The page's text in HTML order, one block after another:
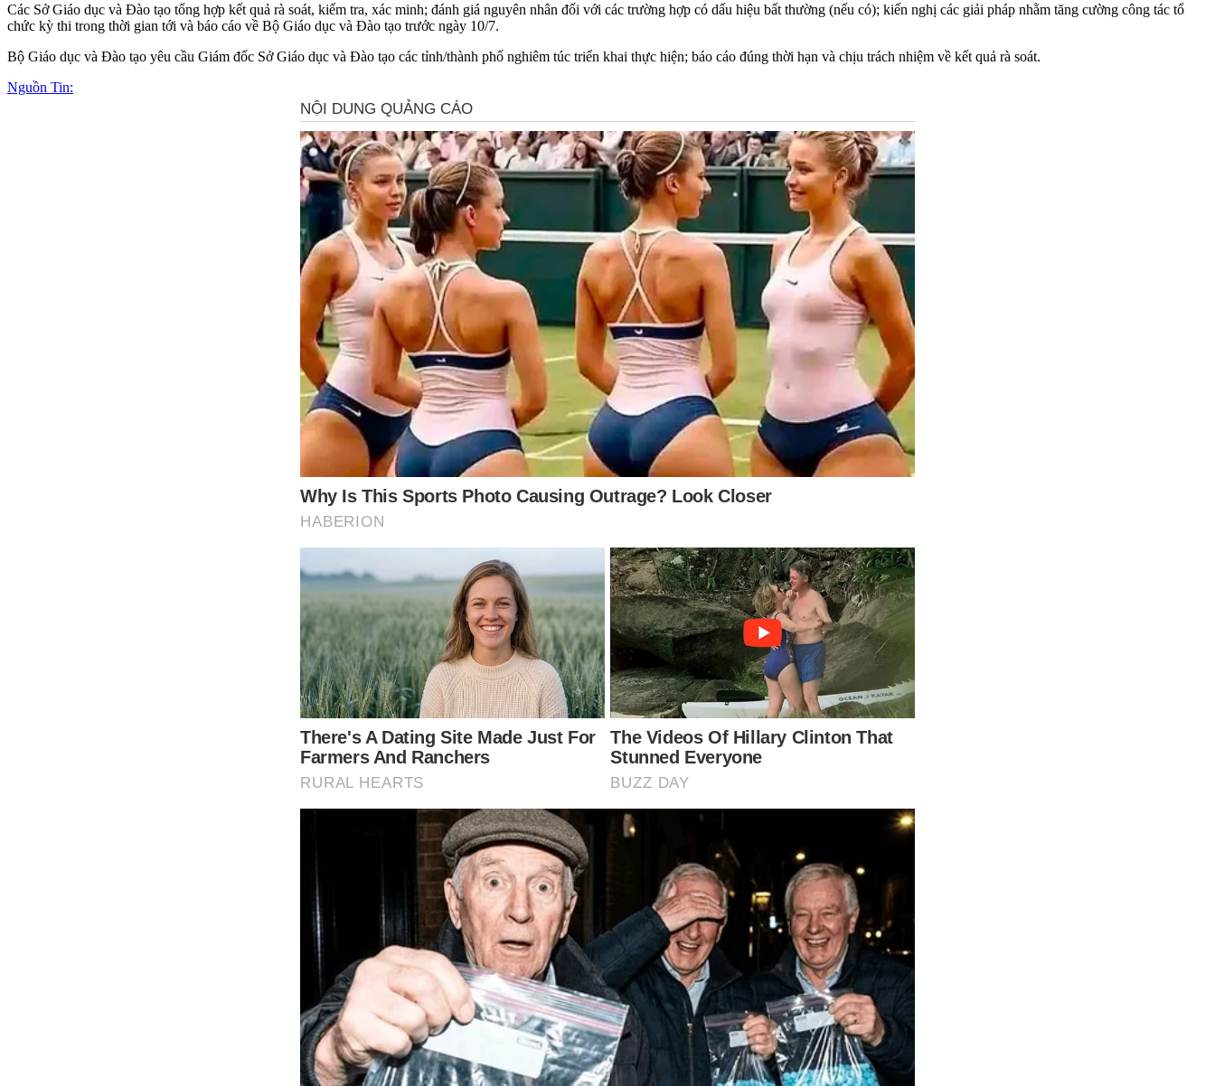
Các Sở Giáo dục và Đào tạo tổng hợp kết quả rà soát, kiểm tra, xác minh; đánh giá nguyên nhân đối với các trường hợp có dấu hiệu bất thường (nếu có); kiến nghị các giải pháp nhằm tăng cường công tác tổ
chức kỳ thi trong thời gian tới và báo cáo về Bộ Giáo dục và Đào tạo trước ngày 10/7.
Bộ Giáo dục và Đào tạo yêu cầu Giám đốc Sở Giáo dục và Đào tạo các tỉnh/thành phố nghiêm túc triển khai thực hiện; báo cáo đúng thời hạn và chịu trách nhiệm về kết quả rà soát.
Nguồn Tin: